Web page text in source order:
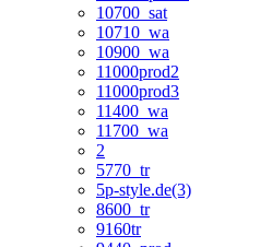
10700_sat
10710_wa
10900_wa
11000prod2
11000prod3
11400_wa
11700_wa
2
5770_tr
5p-style.de(3)
8600_tr
9160tr